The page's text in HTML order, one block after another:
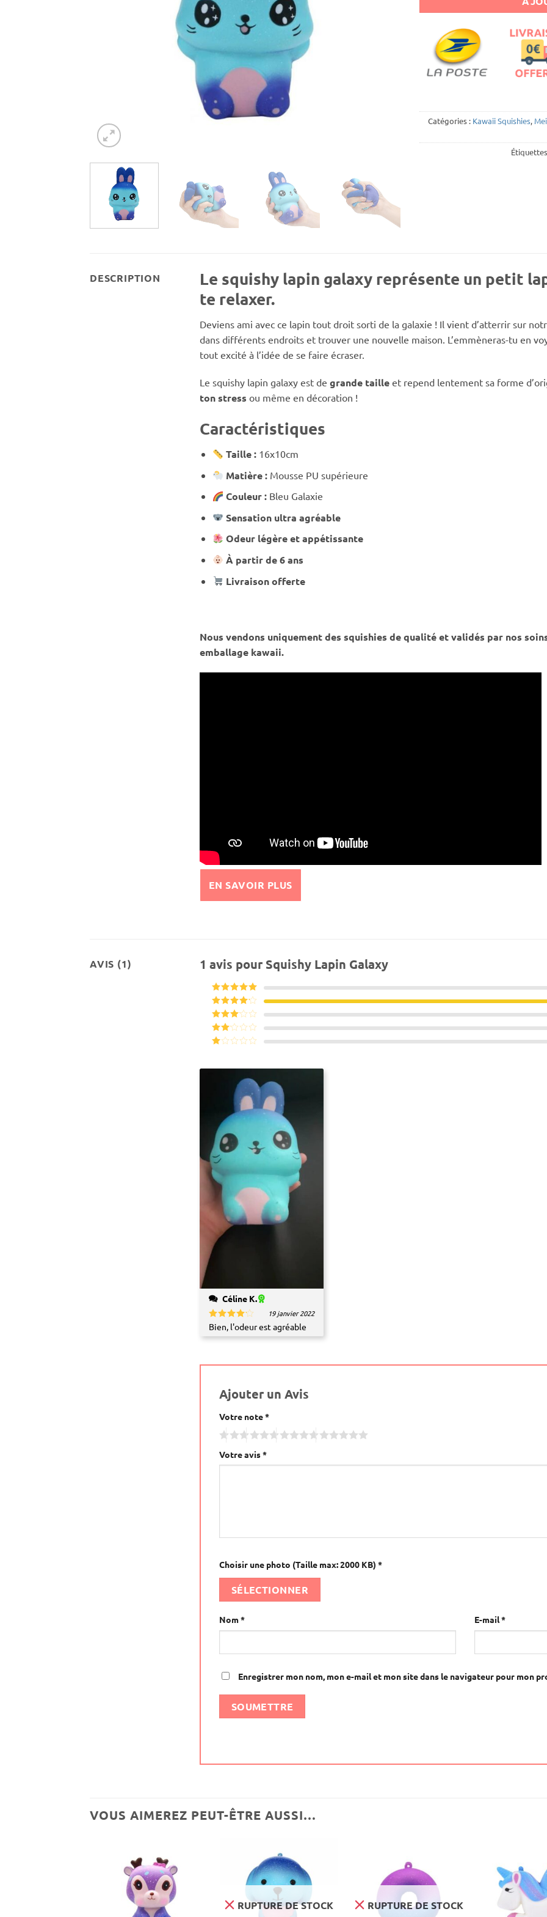
Catégories : Kawaii Squishies,
DESCRIPTION
Le squishy lapin galaxy représente un petit
te relaxer.
Deviens ami avec ce lapin tout droit sorti de la galaxie ! Il vient d’atterrir sur
dans différents endroits et trouver une nouvelle maison. L’emmèneras-tu en
tout excité à l’idée de se faire écraser.
Le squishy lapin galaxy est de grande taille et repend lentement sa forme
ton stress ou même en décoration !
Caractéristiques
Taille : 16x10cm
Matière : Mousse PU supérieure
Couleur : Bleu Galaxie
Sensation ultra agréable
Odeur légère et appétissante
À partir de 6 ans
Livraison offerte
Nous vendons uniquement des squishies de qualité et validés par nos
emballage kawaii.
EN SAVOIR PLUS
AVIS (1) 1 avis pour Squishy Lapin Galaxy
Note5sur
5
Note4
sur 5
Note3
sur 5
Note
sur
Céline K.
Note4
19 janvier 2022
Bien, l'odeur est agréable
Ajouter un Avis
Votre note*
Votre avis*
Choisir une photo (Taille max: 2000 KB) *
SÉLECTIONNER
Nom* E-mail*
Enregistrer mon nom, mon e-mail et mon site dans le navigateur pour mon
Alternative:
VOUS AIMEREZ PEUT-ÊTRE AUSSI…
RUPTURE DE STOCK RUPTURE DE STOCK